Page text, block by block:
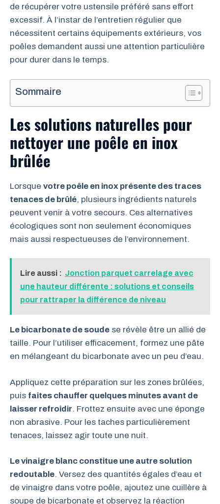
de récupérer votre ustensile préféré sans effort
excessif. À l’instar de l’entretien régulier que
nécessitent certains équipements extérieurs, vos
poêles demandent aussi une attention particulière
pour durer dans le temps.
Sommaire
Les solutions naturelles pour
nettoyer une poêle en inox
brûlée
Lorsque votre poêle en inox présente des traces
tenaces de brûlé, plusieurs ingrédients naturels
peuvent venir à votre secours. Ces alternatives
écologiques sont non seulement économiques
mais aussi respectueuses de l’environnement.
Lire aussi : Jonction parquet carrelage avec
une hauteur différente : solutions et conseils
pour rattraper la différence de niveau
Le bicarbonate de soude se révèle être un allié de
taille. Pour l’utiliser efficacement, formez une pâte
en mélangeant du bicarbonate avec un peu d’eau.
Appliquez cette préparation sur les zones brûlées,
puis faites chauffer quelques minutes avant de
laisser refroidir. Frottez ensuite avec une éponge
non abrasive. Pour les taches particulièrement
tenaces, laissez agir toute une nuit.
Le vinaigre blanc constitue une autre solution
redoutable. Versez des quantités égales d’eau et
de vinaigre dans votre poêle, ajoutez une cuillère à
soupe de bicarbonate et observez la réaction